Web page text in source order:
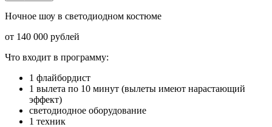
Ночное шоу в светодиодном костюме
от 140 000 рублей
Что входит в программу:
1 флайбордист
1 вылета по 10 минут (вылеты имеют нарастающий
эффект)
светодиодное оборудование
1 техник